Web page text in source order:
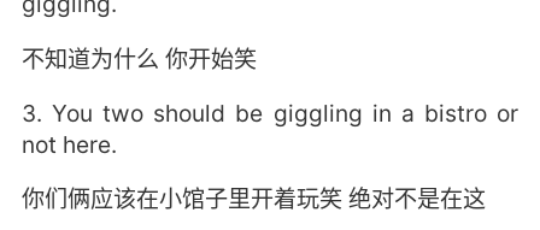
不知道为什么 你开始笑
3. You two should be giggling in a bistro or
not here.
你们俩应该在小馆子里开着玩笑 绝对不是在这